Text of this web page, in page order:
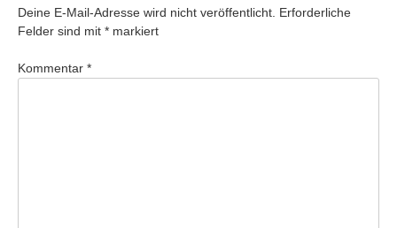
Deine E-Mail-Adresse wird nicht veröffentlicht. Erforderliche
Felder sind mit * markiert
Kommentar *